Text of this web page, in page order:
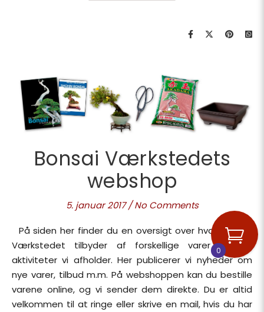
Bonsai Værkstedets
webshop
5. januar 2017 / No Comments
På siden her finder du en oversigt over hvad Bonsai
Værkstedet tilbyder af forskellige varer og de
aktiviteter vi afholder. Her publicerer vi nyheder om
nye varer, tilbud m.m. På webshoppen kan du bestille
varene online, og vi sender dem direkte. Du er altid
velkommen til at ringe eller skrive en mail, hvis du har
0